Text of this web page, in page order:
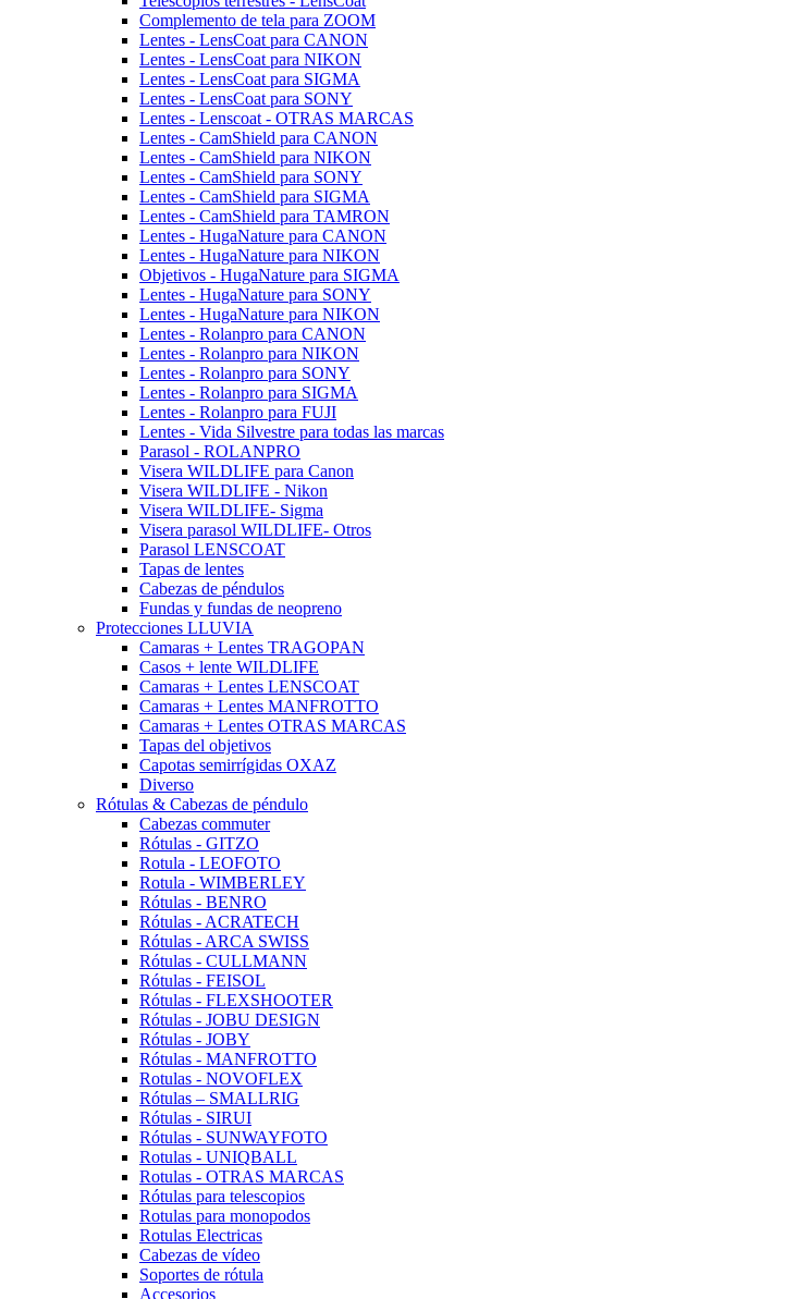
Complemento de tela para ZOOM
Lentes - LensCoat para CANON
Lentes - LensCoat para NIKON
Lentes - LensCoat para SIGMA
Lentes - LensCoat para SONY
Lentes - Lenscoat - OTRAS MARCAS
Lentes - CamShield para CANON
Lentes - CamShield para NIKON
Lentes - CamShield para SONY
Lentes - CamShield para SIGMA
Lentes - CamShield para TAMRON
Lentes - HugaNature para CANON
Lentes - HugaNature para NIKON
Objetivos - HugaNature para SIGMA
Lentes - HugaNature para SONY
Lentes - HugaNature para NIKON
Lentes - Rolanpro para CANON
Lentes - Rolanpro para NIKON
Lentes - Rolanpro para SONY
Lentes - Rolanpro para SIGMA
Lentes - Rolanpro para FUJI
Lentes - Vida Silvestre para todas las marcas
Parasol - ROLANPRO
Visera WILDLIFE para Canon
Visera WILDLIFE - Nikon
Visera WILDLIFE- Sigma
Visera parasol WILDLIFE- Otros
Parasol LENSCOAT
Tapas de lentes
Cabezas de péndulos
Fundas y fundas de neopreno
Protecciones LLUVIA
Camaras + Lentes TRAGOPAN
Casos + lente WILDLIFE
Camaras + Lentes LENSCOAT
Camaras + Lentes MANFROTTO
Camaras + Lentes OTRAS MARCAS
Tapas del objetivos
Capotas semirrígidas OXAZ
Diverso
Rótulas & Cabezas de péndulo
Cabezas commuter
Rótulas - GITZO
Rotula - LEOFOTO
Rotula - WIMBERLEY
Rótulas - BENRO
Rótulas - ACRATECH
Rótulas - ARCA SWISS
Rótulas - CULLMANN
Rótulas - FEISOL
Rótulas - FLEXSHOOTER
Rótulas - JOBU DESIGN
Rótulas - JOBY
Rótulas - MANFROTTO
Rotulas - NOVOFLEX
Rótulas – SMALLRIG
Rótulas - SIRUI
Rótulas - SUNWAYFOTO
Rotulas - UNIQBALL
Rotulas - OTRAS MARCAS
Rótulas para telescopios
Rotulas para monopodos
Rotulas Electricas
Cabezas de vídeo
Soportes de rótula
Accesorios